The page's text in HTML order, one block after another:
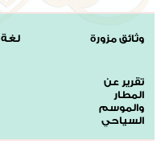
وثائق مزورة لغة
تقرير عن
المطار
والموسم
السياحي